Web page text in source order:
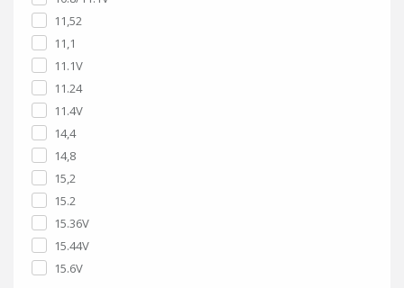
11,52
11,1
11.1V
11.24
11.4V
14,4
14,8
15,2
15.2
15.36V
15.44V
15.6V